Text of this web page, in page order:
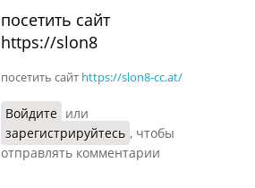
посетить сайт
https://slon8
посетить сайт https://slon8-cc.at/
Войдите или
зарегистрируйтесь , чтобы
отправлять комментарии